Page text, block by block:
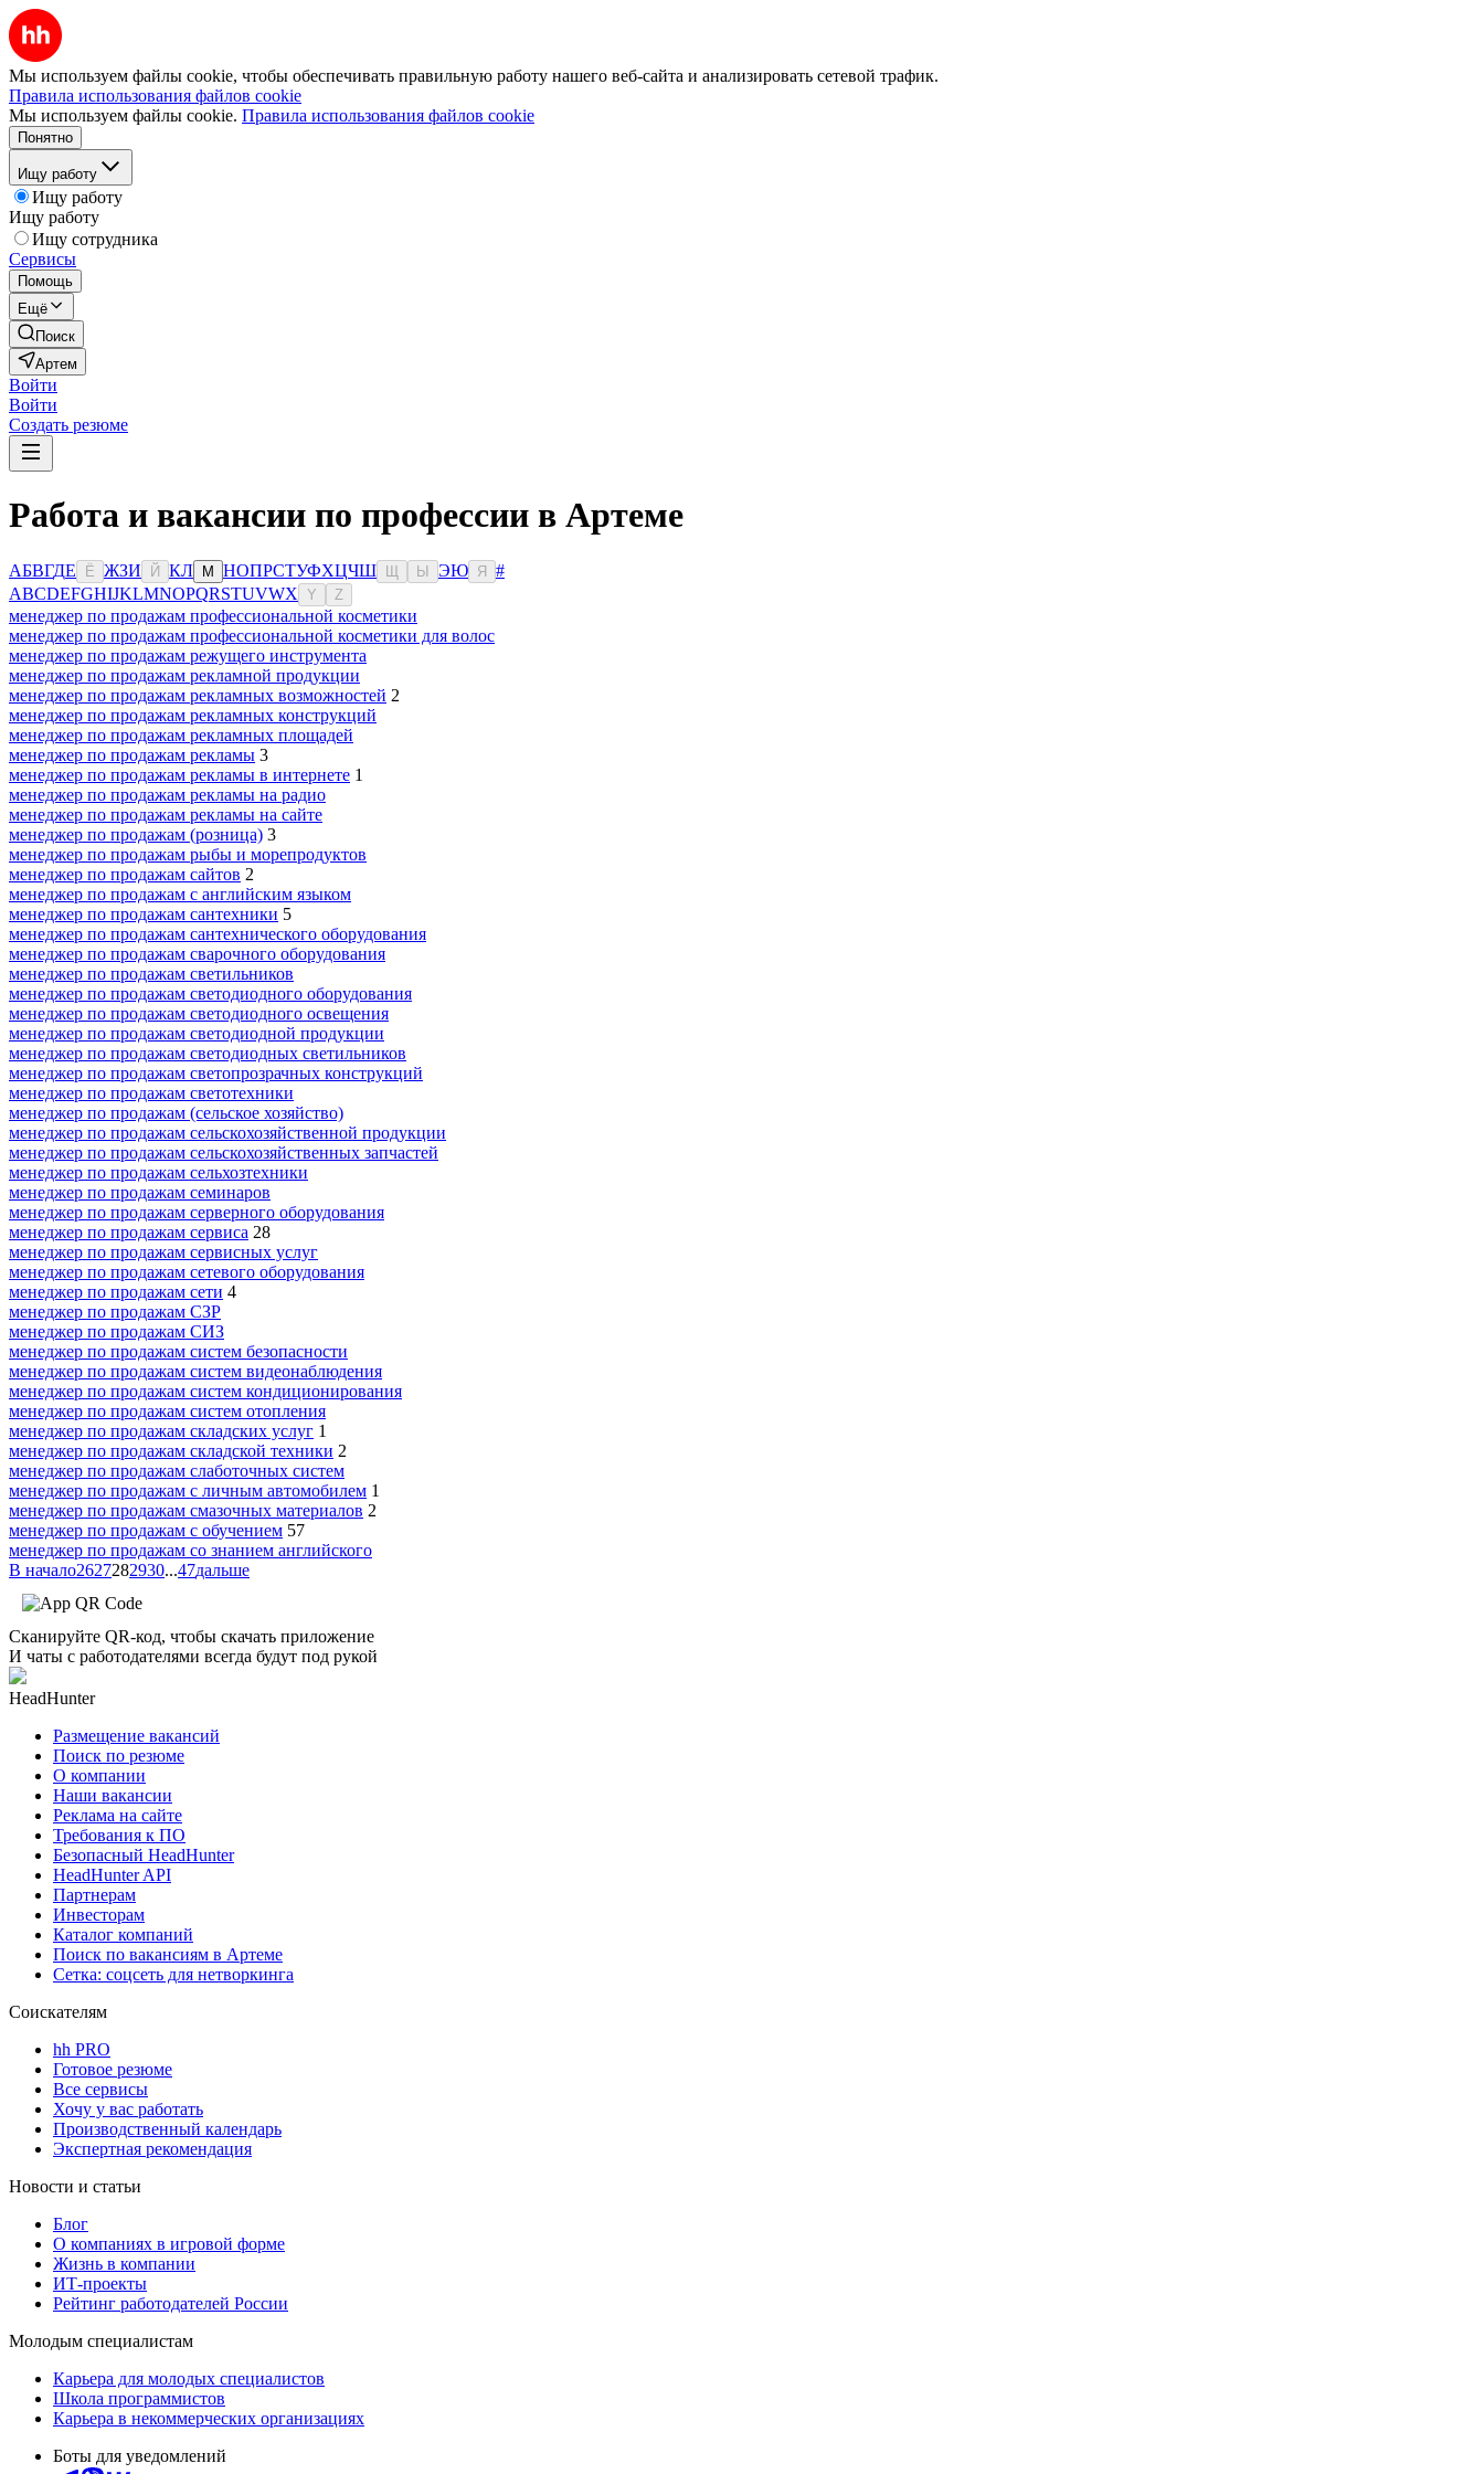
Мы используем файлы cookie, чтобы обеспечивать правильную работу нашего веб-сайта и анализировать сетевой трафик.
Правила использования файлов cookie
Мы используем файлы cookie. Правила использования файлов cookie
Понятно
Ищу работу
Ищу работу
Ищу работу
Ищу сотрудника
Сервисы
Помощь
Ещё
Поиск
Артем
Войти
Войти
Создать резюме
Работа и вакансии по профессии в Артеме
АБВГДЕ Ё ЖЗИ Й КЛ М НОПРСТУФХЦЧШ Ы ЭЮ Я
#
ABCDEFGHIJKLMNOPQRSTUVWX Y Z
менеджер по продажам профессиональной косметики
менеджер по продажам профессиональной косметики для волос
менеджер по продажам режущего инструмента
менеджер по продажам рекламной продукции
менеджер по продажам рекламных возможностей 2
менеджер по продажам рекламных конструкций
менеджер по продажам рекламных площадей
менеджер по продажам рекламы 3
менеджер по продажам рекламы в интернете 1
менеджер по продажам рекламы на радио
менеджер по продажам рекламы на сайте
менеджер по продажам (розница) 3
менеджер по продажам рыбы и морепродуктов
менеджер по продажам сайтов 2
менеджер по продажам с английским языком
менеджер по продажам сантехники 5
менеджер по продажам сантехнического оборудования
менеджер по продажам сварочного оборудования
менеджер по продажам светильников
менеджер по продажам светодиодного оборудования
менеджер по продажам светодиодного освещения
менеджер по продажам светодиодной продукции
менеджер по продажам светодиодных светильников
менеджер по продажам светопрозрачных конструкций
менеджер по продажам светотехники
менеджер по продажам (сельское хозяйство)
менеджер по продажам сельскохозяйственной продукции
менеджер по продажам сельскохозяйственных запчастей
менеджер по продажам сельхозтехники
менеджер по продажам семинаров
менеджер по продажам серверного оборудования
менеджер по продажам сервиса 28
менеджер по продажам сервисных услуг
менеджер по продажам сетевого оборудования
менеджер по продажам сети 4
менеджер по продажам СЗР
менеджер по продажам СИЗ
менеджер по продажам систем безопасности
менеджер по продажам систем видеонаблюдения
менеджер по продажам систем кондиционирования
менеджер по продажам систем отопления
менеджер по продажам складских услуг 1
менеджер по продажам складской техники 2
менеджер по продажам слаботочных систем
менеджер по продажам с личным автомобилем 1
менеджер по продажам смазочных материалов 2
менеджер по продажам с обучением 57
менеджер по продажам со знанием английского
В начало2627282930...47дальше
Сканируйте QR-код, чтобы скачать приложение
И чаты с работодателями всегда будут под рукой
HeadHunter
Размещение вакансий
Поиск по резюме
О компании
Наши вакансии
Реклама на сайте
Требования к ПО
Безопасный HeadHunter
HeadHunter API
Партнерам
Инвесторам
Каталог компаний
Поиск по вакансиям в Артеме
Сетка: соцсеть для нетворкинга
Соискателям
hh PRO
Готовое резюме
Все сервисы
Хочу у вас работать
Производственный календарь
Экспертная рекомендация
Новости и статьи
Блог
О компаниях в игровой форме
Жизнь в компании
ИТ-проекты
Рейтинг работодателей России
Молодым специалистам
Карьера для молодых специалистов
Школа программистов
Карьера в некоммерческих организациях
Боты для уведомлений